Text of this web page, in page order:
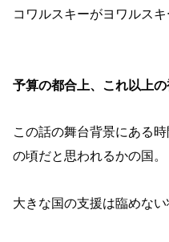
コワルスキーがヨワルスキ
予算の都合上、これ以上
この話の舞台背景にある
の頃だと思われるかの国。
大きな国の支援は臨めな